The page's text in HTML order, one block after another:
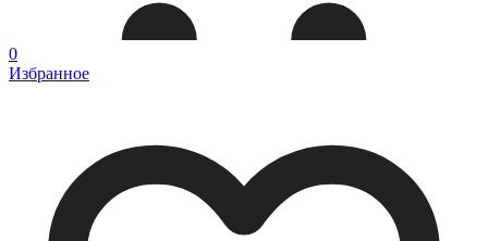
0
Избранное